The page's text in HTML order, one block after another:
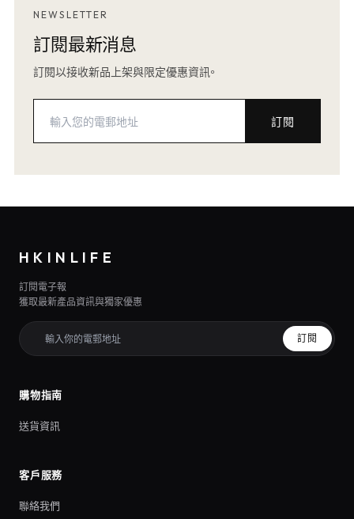
NEWSLETTER
訂閱最新消息
訂閱以接收新品上架與限定優惠資訊。
訂閱
HKINLIFE
訂閱電子報
獲取最新產品資訊與獨家優惠
訂閱
購物指南
送貨資訊
客戶服務
聯絡我們